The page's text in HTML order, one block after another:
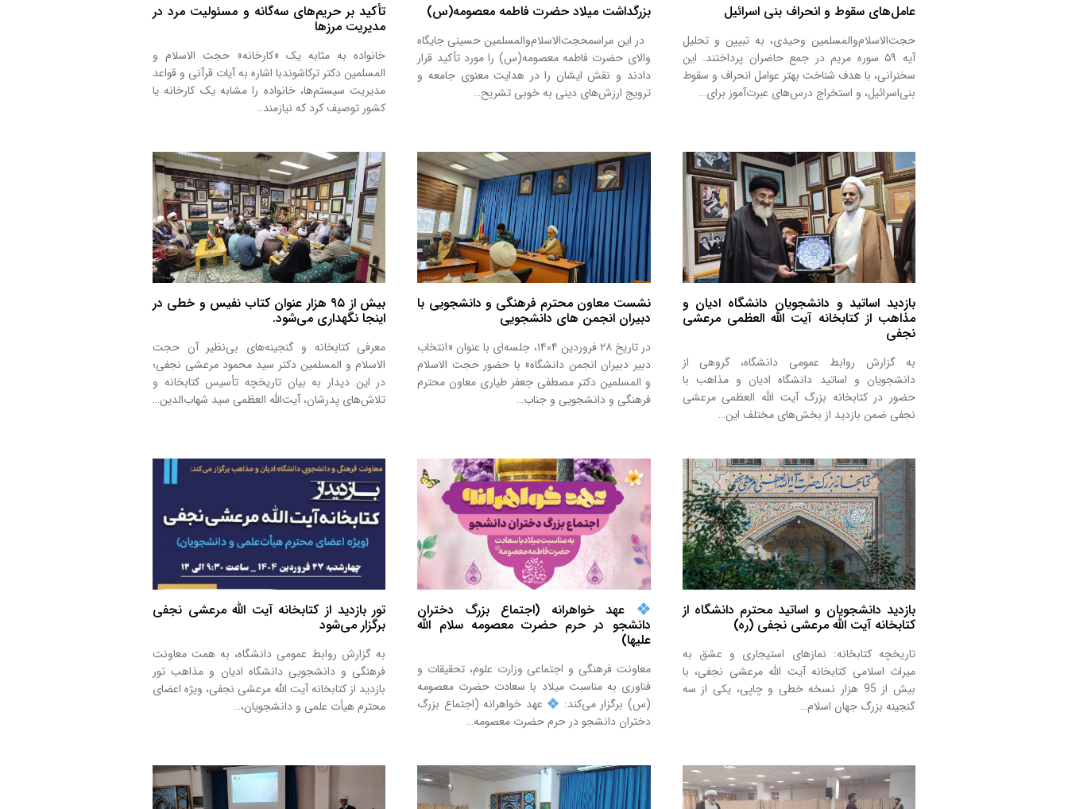
عامل‌های سقوط و انحراف بنی اسرائیل
حجت‌الاسلام‌والمسلمین وحیدی، به تبیین و تحلیل
آیه ۵۹ سوره مریم در جمع حاضران پرداختند. این
سخنرانی، با هدف شناخت بهتر عوامل انحراف و سقوط
بنی‌اسرائیل، و استخراج درس‌های عبرت‌آموز برای…
بزرگداشت میلاد حضرت فاطمه معصومه(س)
در این مراسمحجت‌الاسلام‌والمسلمین حسینی جایگاه
والای حضرت فاطمه معصومه(س) را مورد تأکید قرار
دادند و نقش ایشان را در هدایت معنوی جامعه و
ترویج ارزش‌های دینی به خوبی تشریح…
تأکید بر حریم‌های سه‌گانه و مسئولیت مرد در
مدیریت مرزها
خانواده به مثابه یک «کارخانه» حجت الاسلام و
المسلمین دکتر ترکاشوندبا اشاره به آیات قرآنی و قواعد
مدیریت سیستم‌ها، خانواده را مشابه یک کارخانه یا
کشور توصیف کرد که نیازمند…
بازدید اساتید و دانشجویان دانشگاه ادیان و
مذاهب از کتابخانه آیت الله العظمی مرعشی
نجفی
به گزارش روابط عمومی دانشگاه، گروهی از
دانشجویان و اساتید دانشگاه ادیان و مذاهب با
حضور در کتابخانه بزرگ آیت الله العظمی مرعشی
نجفی ضمن بازدید از بخش‌های مختلف این…
نشست معاون محترم فرهنگی و دانشجویی با
دبیران انجمن های دانشجویی
در تاریخ ۲۸ فروردین ۱۴۰۴، جلسه‌ای با عنوان «انتخاب
دبیر دبیران انجمن دانشگاه» با حضور حجت الاسلام
و المسلمین دکتر مصطفی جعفر طیاری معاون محترم
فرهنگی و دانشجویی و جناب…
بیش از ۹۵ هزار عنوان کتاب نفیس و خطی در
اینجا نگهداری می‌شود.
معرفی کتابخانه و گنجینه‌های بی‌نظیر آن حجت
الاسلام و المسلمین دکتر سید محمود مرعشی نجفی؛
در این دیدار به بیان تاریخچه تأسیس کتابخانه و
تلاش‌های پدرشان، آیت‌الله العظمی سید شهاب‌الدین…
بازدید دانشجویان و اساتید محترم دانشگاه از
کتابخانه آیت الله مرعشی نجفی (ره)
تاریخچه کتابخانه: نمازهای استیجاری و عشق به
میراث اسلامی کتابخانه آیت الله مرعشی نجفی، با
بیش از 95 هزار نسخه خطی و چاپی، یکی از سه
گنجینه بزرگ جهان اسلام…
عهد خواهرانه (اجتماع بزرگ دختران
دانشجو در حرم حضرت معصومه سلام الله
علیها)
معاونت فرهنگی و اجتماعی وزارت علوم، تحقیقات و
فناوری به مناسبت میلاد با سعادت حضرت معصومه
(س) برگزار می‌کند:
عهد خواهرانه (اجتماع بزرگ
دختران دانشجو در حرم حضرت معصومه…
تور بازدید از کتابخانه آیت الله مرعشی نجفی
برگزار می‌شود
به گزارش روابط عمومی دانشگاه، به همت معاونت
فرهنگی و دانشجویی دانشگاه ادیان و مذاهب تور
بازدید از کتابخانه آیت الله مرعشی نجفی، ویژه اعضای
محترم هیأت علمی و دانشجویان،…